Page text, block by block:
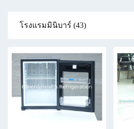
โรงแรมมินิบาร์ (43)